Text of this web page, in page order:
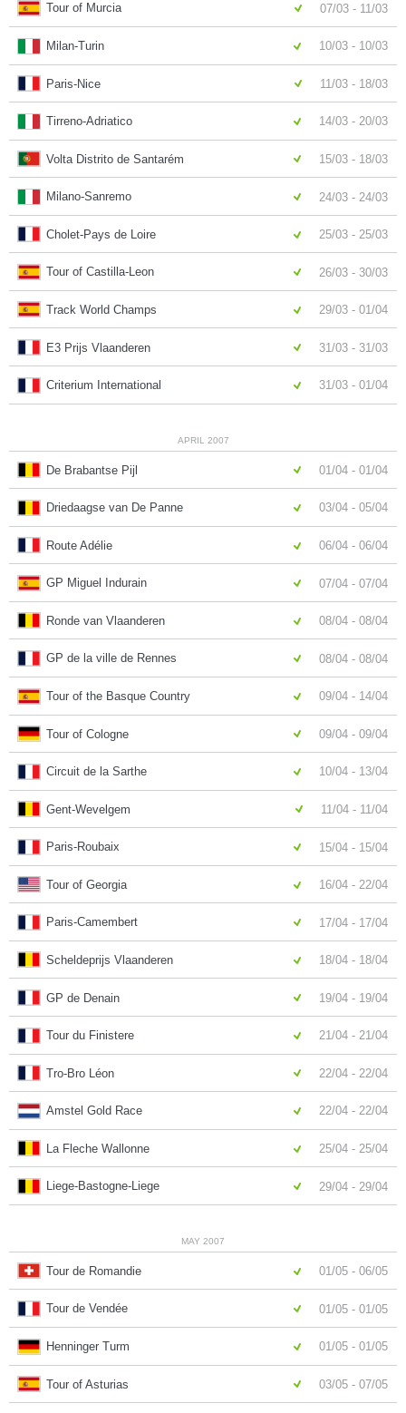
Tour of Murcia 07/03 - 11/03
Milan-Turin 10/03 - 10/03
Paris-Nice 11/03 - 18/03
Tirreno-Adriatico 14/03 - 20/03
Volta Distrito de Santarém 15/03 - 18/03
Milano-Sanremo 24/03 - 24/03
Cholet-Pays de Loire 25/03 - 25/03
Tour of Castilla-Leon 26/03 - 30/03
Track World Champs 29/03 - 01/04
E3 Prijs Vlaanderen 31/03 - 31/03
Criterium International 31/03 - 01/04
APRIL 2007
De Brabantse Pijl 01/04 - 01/04
Driedaagse van De Panne 03/04 - 05/04
Route Adélie 06/04 - 06/04
GP Miguel Indurain 07/04 - 07/04
Ronde van Vlaanderen 08/04 - 08/04
GP de la ville de Rennes 08/04 - 08/04
Tour of the Basque Country 09/04 - 14/04
Tour of Cologne 09/04 - 09/04
Circuit de la Sarthe 10/04 - 13/04
Gent-Wevelgem 11/04 - 11/04
Paris-Roubaix 15/04 - 15/04
Tour of Georgia 16/04 - 22/04
Paris-Camembert 17/04 - 17/04
Scheldeprijs Vlaanderen 18/04 - 18/04
GP de Denain 19/04 - 19/04
Tour du Finistere 21/04 - 21/04
Tro-Bro Léon 22/04 - 22/04
Amstel Gold Race 22/04 - 22/04
La Fleche Wallonne 25/04 - 25/04
Liege-Bastogne-Liege 29/04 - 29/04
MAY 2007
Tour de Romandie 01/05 - 06/05
Tour de Vendée 01/05 - 01/05
Henninger Turm 01/05 - 01/05
Tour of Asturias 03/05 - 07/05